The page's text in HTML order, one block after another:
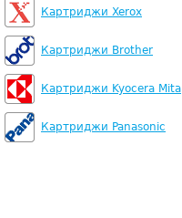
Картриджи Xerox
Картриджи Brother
Картриджи Kyocera Mita
Картриджи Panasonic